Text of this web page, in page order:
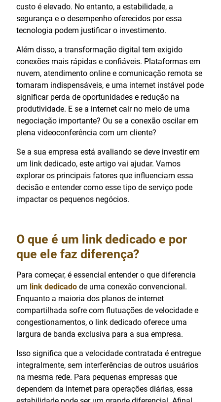
custo é elevado. No entanto, a estabilidade, a
segurança e o desempenho oferecidos por essa
tecnologia podem justificar o investimento.
Além disso, a transformação digital tem exigido
conexões mais rápidas e confiáveis. Plataformas em
nuvem, atendimento online e comunicação remota se
tornaram indispensáveis, e uma internet instável pode
significar perda de oportunidades e redução na
produtividade. E se a internet cair no meio de uma
negociação importante? Ou se a conexão oscilar em
plena videoconferência com um cliente?
Se a sua empresa está avaliando se deve investir em
um link dedicado, este artigo vai ajudar. Vamos
explorar os principais fatores que influenciam essa
decisão e entender como esse tipo de serviço pode
impactar os pequenos negócios.
O que é um link dedicado e por
que ele faz diferença?
Para começar, é essencial entender o que diferencia
um link dedicado de uma conexão convencional.
Enquanto a maioria dos planos de internet
compartilhada sofre com flutuações de velocidade e
congestionamentos, o link dedicado oferece uma
largura de banda exclusiva para a sua empresa.
Isso significa que a velocidade contratada é entregue
integralmente, sem interferências de outros usuários
na mesma rede. Para pequenas empresas que
dependem da internet para operações diárias, essa